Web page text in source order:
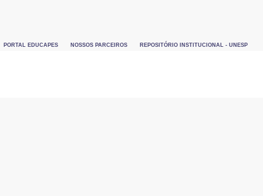
PORTAL EDUCAPES NOSSOS PARCEIROS REPOSITÓRIO INSTITUCIONAL - UNESP